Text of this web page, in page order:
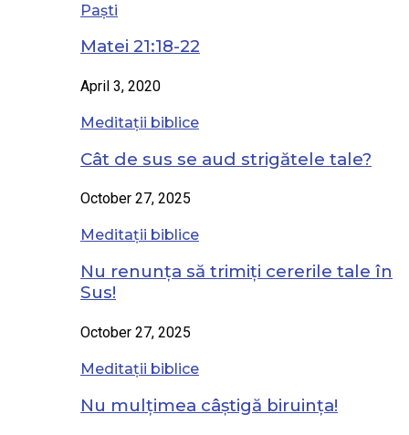
Paști
Matei 21:18-22
April 3, 2020
Meditații biblice
Cât de sus se aud strigătele tale?
October 27, 2025
Meditații biblice
Nu renunța să trimiți cererile tale în
Sus!
October 27, 2025
Meditații biblice
Nu mulțimea câștigă biruința!